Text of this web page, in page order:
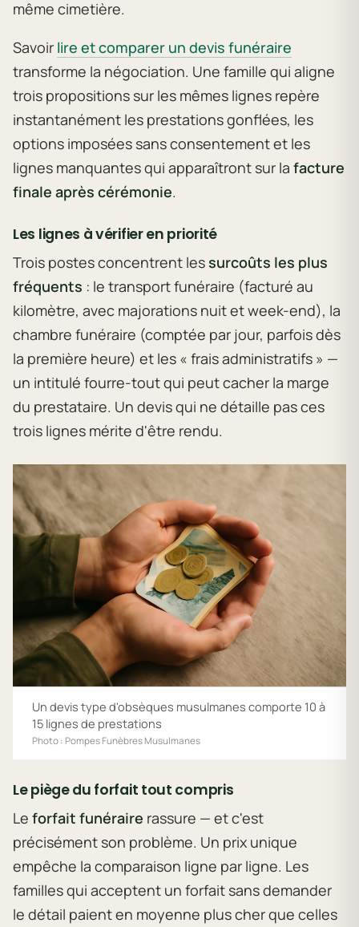
même cimetière.
Savoir lire et comparer un devis funéraire
transforme la négociation. Une famille qui aligne
trois propositions sur les mêmes lignes repère
instantanément les prestations gonflées, les
options imposées sans consentement et les
lignes manquantes qui apparaîtront sur la facture
finale après cérémonie.
Les lignes à vérifier en priorité
Trois postes concentrent lessurcoûts les plus
fréquents : le transport funéraire (facturé au
kilomètre, avec majorations nuit et week-end), la
chambre funéraire (comptée par jour, parfois dès
la première heure) et les « frais administratifs » —
un intitulé fourre-tout qui peut cacher la marge
du prestataire. Un devis qui ne détaille pas ces
trois lignes mérite d'être rendu.
Un devis type d'obsèques musulmanes comporte 10 à
15 lignes de prestations
Photo : Pompes Funèbres Musulmanes
Le piège du forfait tout compris
Le forfait funéraire rassure — et c'est
précisément son problème. Un prix unique
empêche la comparaison ligne par ligne. Les
familles qui acceptent un forfait sans demander
le détail paient en moyenne plus cher que celles